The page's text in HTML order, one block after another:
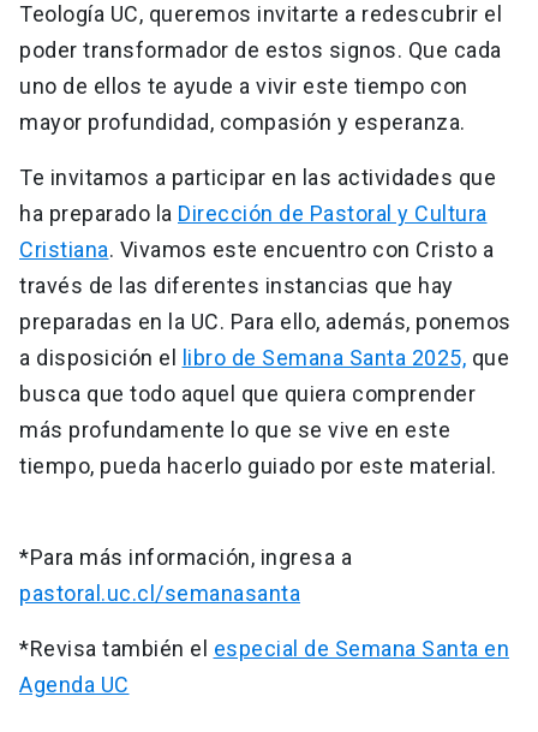
Teología UC, queremos invitarte a redescubrir el
poder transformador de estos signos. Que cada
uno de ellos te ayude a vivir este tiempo con
mayor profundidad, compasión y esperanza.
Te invitamos a participar en las actividades que
ha preparado la Dirección de Pastoral y Cultura
Cristiana. Vivamos este encuentro con Cristo a
través de las diferentes instancias que hay
preparadas en la UC. Para ello, además, ponemos
a disposición el
libro de Semana Santa 2025, que
busca que todo aquel que quiera comprender
más profundamente lo que se vive en este
tiempo, pueda hacerlo guiado por este material.
*Para más información, ingresa a
pastoral.uc.cl/semanasanta
*Revisa también el especial de Semana Santa en
Agenda UC